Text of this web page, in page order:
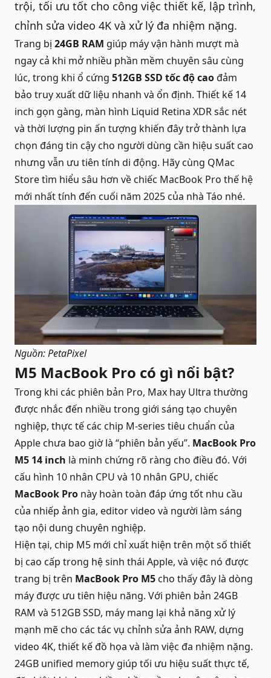
trội, tối ưu tốt cho công việc thiết kế, lập trình,
chỉnh sửa video 4K và xử lý đa nhiệm nặng.
Trang bị 24GB RAM giúp máy vận hành mượt mà
ngay cả khi mở nhiều phần mềm chuyên sâu cùng
lúc, trong khi ổ cứng 512GB SSD tốc độ caođảm
bảo truy xuất dữ liệu nhanh và ổn định. Thiết kế 14
inch gọn gàng, màn hình Liquid Retina XDR sắc nét
và thời lượng pin ấn tượng khiến đây trở thành lựa
chọn đáng tin cậy cho người dùng cần hiệu suất cao
nhưng vẫn ưu tiên tính di động. Hãy cùng QMac
Storetìm hiểu sâu hơn về chiếc MacBook Pro thế hệ
mới nhất tính đến cuối năm 2025 của nhà Táo nhé.
Nguồn: PetaPixel
M5 MacBook Pro có gì nổi bật?
Trong khi các phiên bản Pro, Max hay Ultra thường
được nhắc đến nhiều trong giới sáng tạo chuyên
nghiệp, thực tế các chip M-series tiêu chuẩn của
Apple chưa bao giờ là “phiên bản yếu”. MacBook Pro
M5 14 inch là minh chứng rõ ràng cho điều đó. Với
cấu hình 10 nhân CPU và 10 nhân GPU, chiếc
MacBook Pro này hoàn toàn đáp ứng tốt nhu cầu
của nhiếp ảnh gia, editor video và người làm sáng
tạo nội dung chuyên nghiệp.
Hiện tại, chip M5 mới chỉ xuất hiện trên một số thiết
bị cao cấp trong hệ sinh thái Apple, và việc nó được
trang bị trên MacBook Pro M5 cho thấy đây là dòng
máy được ưu tiên hiệu năng. Với phiên bản 24GB
RAM và 512GB SSD, máy mang lại khả năng xử lý
mạnh mẽ cho các tác vụ chỉnh sửa ảnh RAW, dựng
video 4K, thiết kế đồ họa và làm việc đa nhiệm nặng.
24GB unified memory giúp tối ưu hiệu suất thực tế,